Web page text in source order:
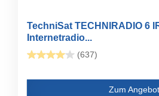
TechniSat TECHNIRADIO 6
Internetradio...
(637)
Zum Angebot